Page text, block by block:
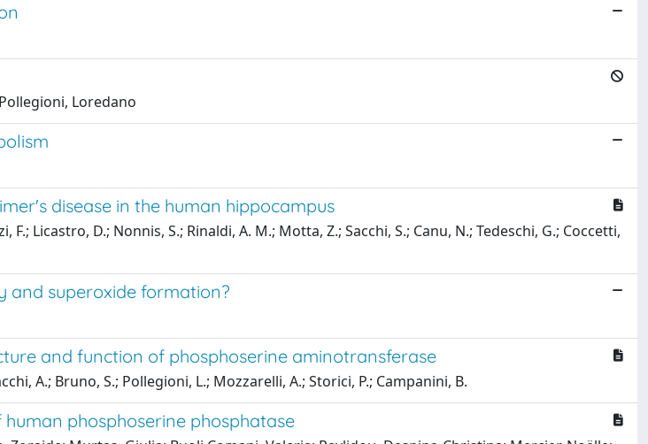
Loredano
disease in the human hippocampus
Licastro, D.; Nonnis, S.; Rinaldi, A. M.; Motta, Z.; Sacchi, S.; Canu, N.; Tedeschi, G.; Coccetti,
and superoxide formation?
and function of phosphoserine aminotransferase
A.; Bruno, S.; Pollegioni, L.; Mozzarelli, A.; Storici, P.; Campanini, B.
phosphoserine phosphatase